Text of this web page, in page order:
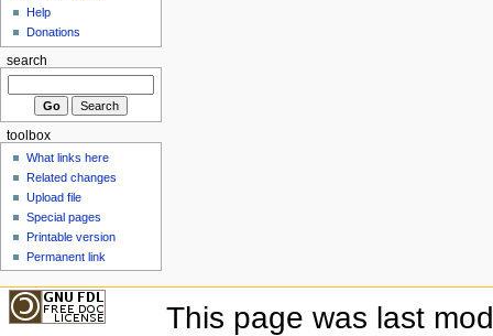
Help
Donations
search
toolbox
What links here
Related changes
Upload file
Special pages
Printable version
Permanent link
This page was last